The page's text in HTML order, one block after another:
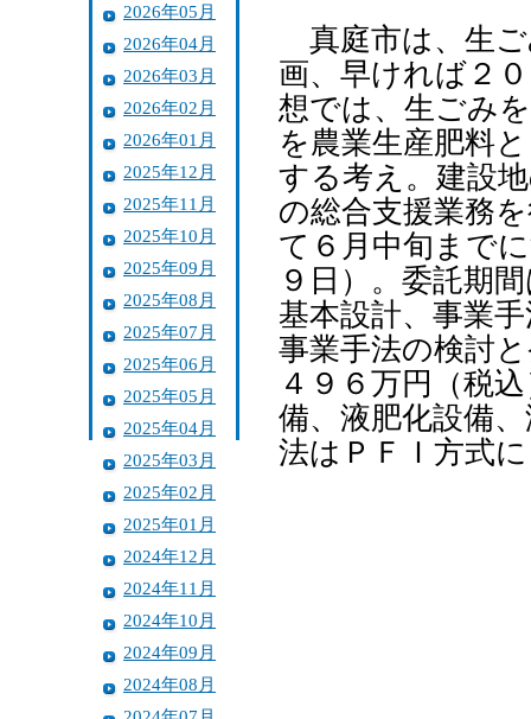
2026年05月
2026年04月
2026年03月
2026年02月
2026年01月
2025年12月
2025年11月
2025年10月
2025年09月
2025年08月
2025年07月
2025年06月
2025年05月
2025年04月
2025年03月
2025年02月
2025年01月
2024年12月
2024年11月
2024年10月
2024年09月
2024年08月
真庭市は、生ご
画、早ければ２
想では、生ごみ
を農業生産肥料
する考え。建設
の総合支援業務
て６月中旬まで
９日）。委託期
基本設計、事業
事業手法の検討
４９６万円（税
備、液肥化設備
法はＰＦＩ方式